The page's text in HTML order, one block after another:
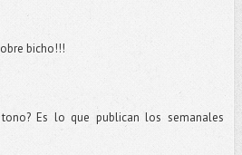
bicho!!!
Es lo que publican los semanales